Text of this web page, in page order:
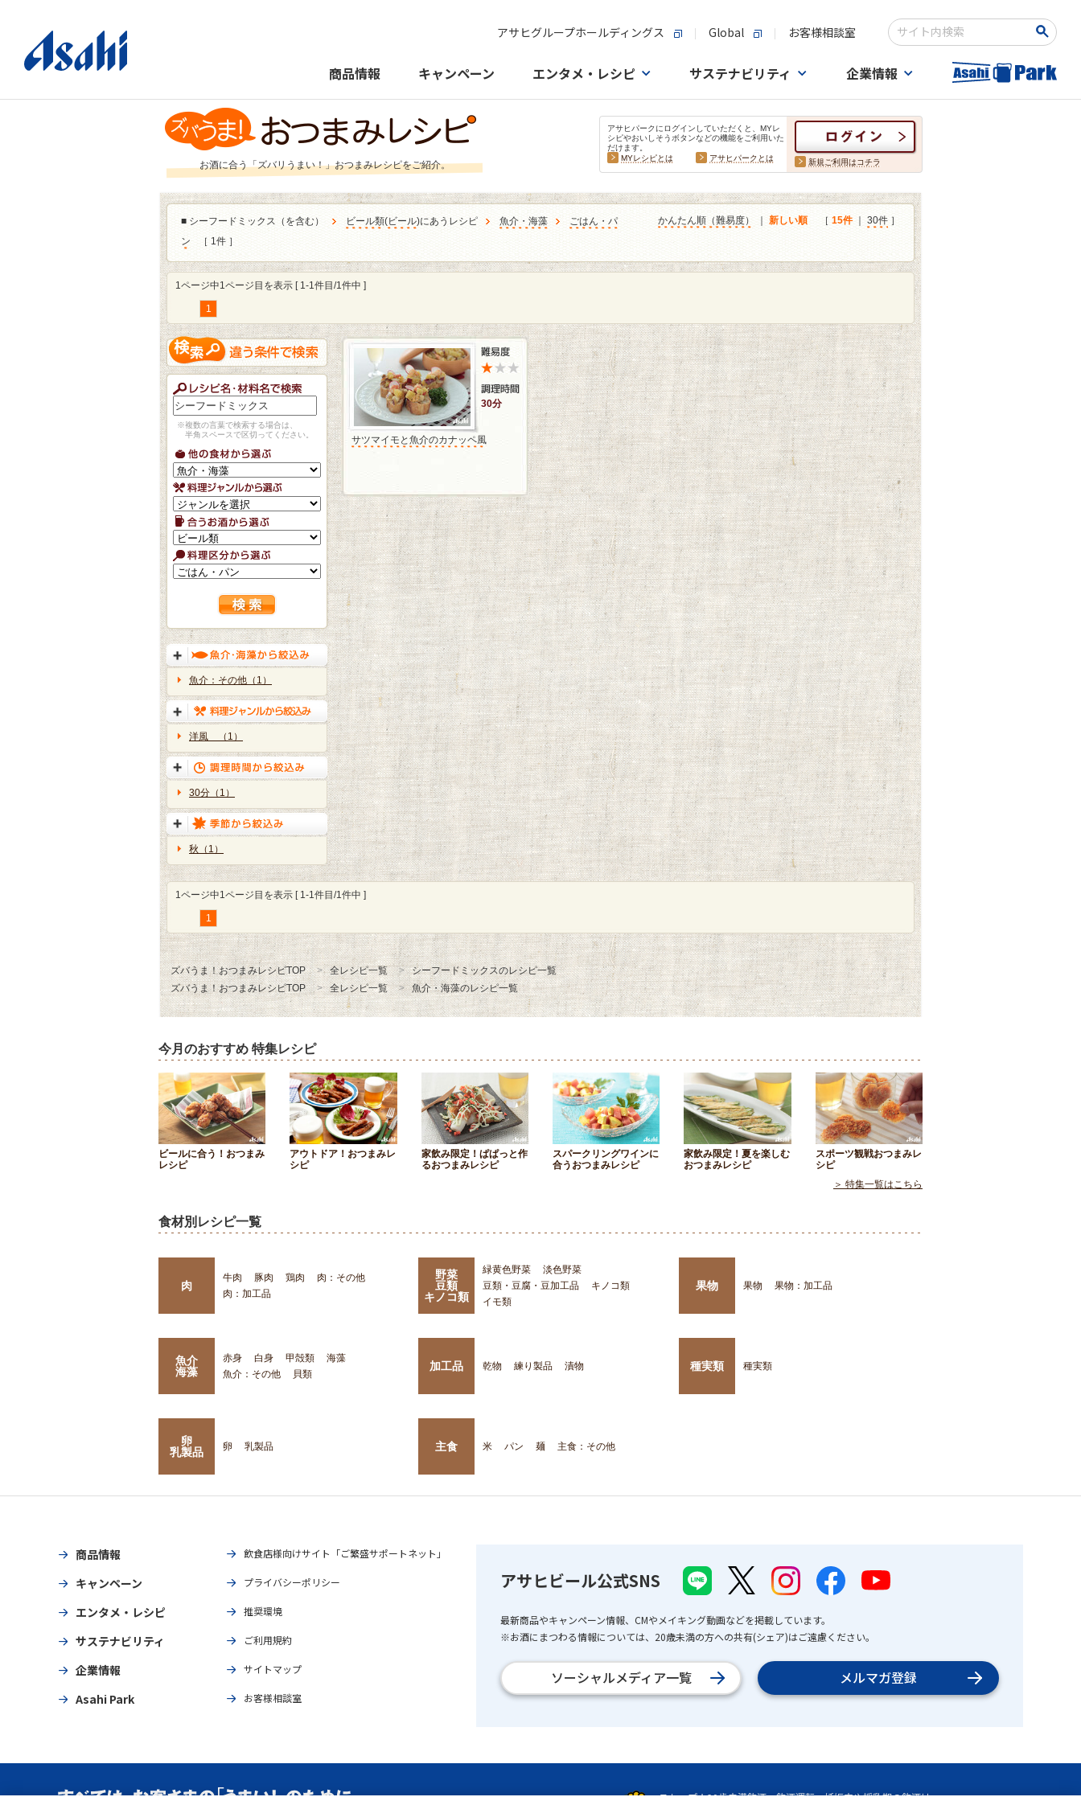
アサヒグループホールディングス Global お客様相談室
検索キーワード入力
商品情報 キャンペーン エンタメ・レシピ サステナビリティ 企業情報
お酒に合う「ズバリうまい！」おつまみレシピをご紹介。
アサヒパークにログインしていただくと、MYレ
シピやおいしそうボタンなどの機能をご利用いた
だけます。
MYレシピとは
アサヒパークとは 新規ご利用はコチラ
■ シーフードミックス（を含む） ビール類(ビール)にあうレシピ 魚介・海藻
ごはん・パ
ン
［ 1件 ］
かんたん順（難易度） 新しい順 ［ 15件｜ 30件 ］
1ページ中1ページ目を表示 [ 1-1件目/1件中 ]
1
※複数の言葉で検索する場合は、
半角スペースで区切ってください。
魚介：その他（1）
洋風 （1）
30分（1）
秋（1）
30分
サツマイモと魚介のカナッペ風
1ページ中1ページ目を表示 [ 1-1件目/1件中 ]
1
ズバうま！おつまみレシピTOP 全レシピ一覧
シーフードミックスのレシピ一覧
ズバうま！おつまみレシピTOP
全レシピ一覧 魚介・海藻のレシピ一覧
今月のおすすめ 特集レシピ
ビールに合う！おつまみ
レシピ
アウトドア！おつまみレ
シピ
家飲み限定！ぱぱっと作
るおつまみレシピ
スパークリングワインに
合うおつまみレシピ
家飲み限定！夏を楽しむ
おつまみレシピ
スポーツ観戦おつまみレ
シピ
＞ 特集一覧はこちら
食材別レシピ一覧
肉
牛肉 豚肉 鶏肉
肉：その他
肉：加工品
野菜
豆類
キノコ類
緑黄色野菜
淡色野菜
豆類・豆腐・豆加工品
キノコ類
イモ類
果物 果物 果物：加工品
魚介
海藻
赤身 白身 甲殻類
海藻
魚介：その他
貝類
加工品 乾物 練り製品 漬物 種実類 種実類
卵
乳製品
卵 乳製品 主食 米 パン 麺 主食：その他
商品情報
キャンペーン
エンタメ・レシピ
サステナビリティ
企業情報
Asahi Park
飲食店様向けサイト「ご繁盛サポートネット」
プライバシーポリシー
推奨環境
ご利用規約
サイトマップ
お客様相談室
アサヒビール公式SNS
最新商品やキャンペーン情報、CMやメイキング動画などを掲載しています。
※お酒にまつわる情報については、20歳未満の方への共有(シェア)はご遠慮ください。
ソーシャルメディア一覧 メルマガ登録